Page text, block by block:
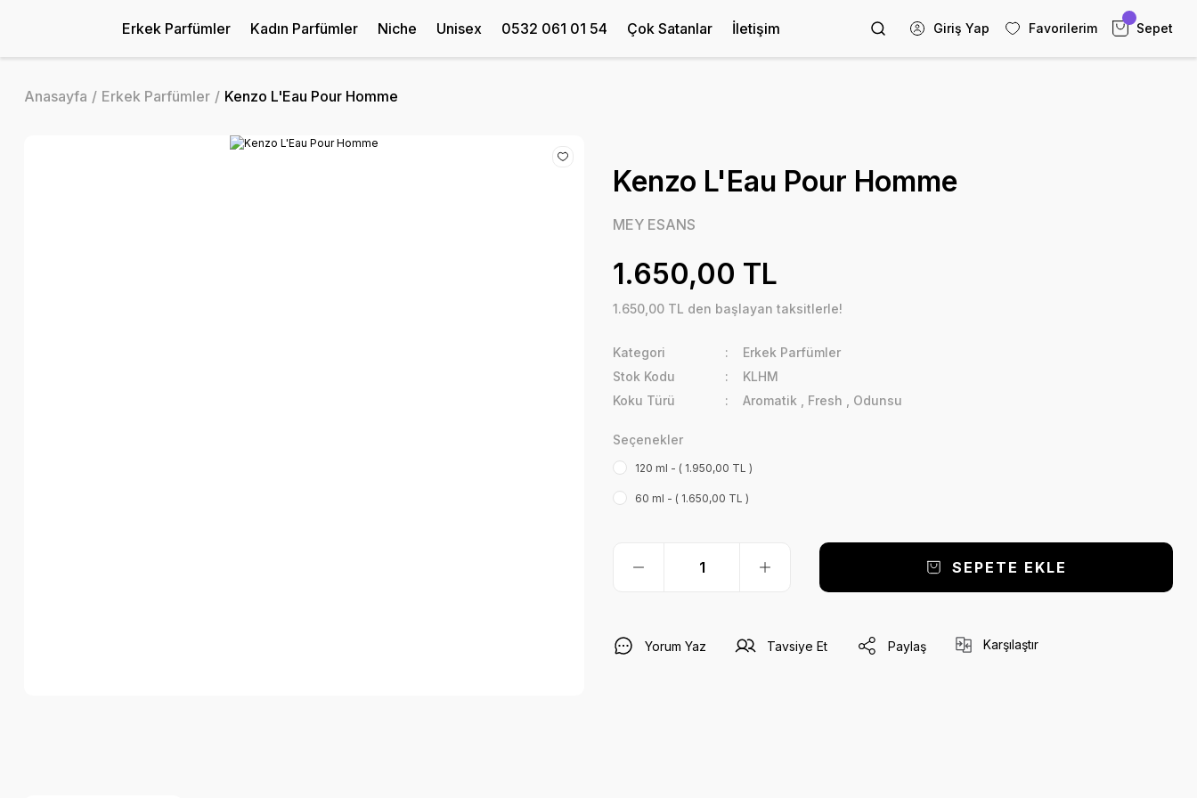
Erkek Parfümler Kadın Parfümler Niche Unisex 0532 061 01 54 Çok Satanlar İletişim Giriş Yap Favorilerim Sepet
Anasayfa Erkek Parfümler Kenzo L'Eau Pour Homme
Kenzo L'Eau Pour Homme
MEY ESANS
1.650,00 TL
1.650,00 TL den başlayan taksitlerle!
Kategori
Erkek Parfümler
Stok Kodu
KLHM
Koku Türü
Aromatik Fresh Odunsu
Seçenekler
120 ml - ( 1.950,00 TL )
60 ml - ( 1.650,00 TL )
SEPETE EKLE
Yorum Yaz Tavsiye Et Paylaş Karşılaştır